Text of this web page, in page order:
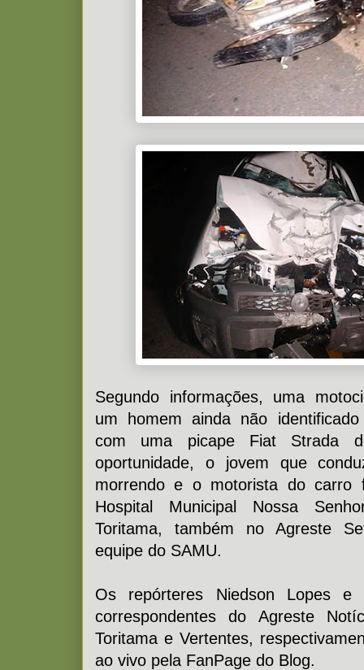
Segundo informações, uma
um homem ainda não
com uma picape Fiat Strada
oportunidade, o jovem que
morrendo e o motorista do carro
Hospital Municipal Nossa
Toritama, também no Agreste
equipe do SAMU.
Os repórteres Niedson Lopes e
correspondentes do Agreste
Toritama e Vertentes,
ao vivo pela FanPage do Blog.